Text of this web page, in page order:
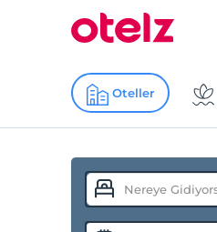
Oteller